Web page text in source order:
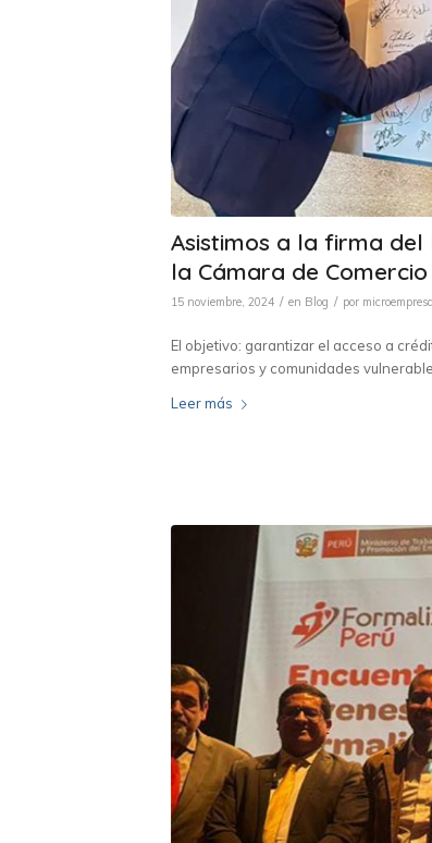
Asistimos a la firma
la Cámara de
15 noviembre, 2024 / en Blog / por
El objetivo: garantizar el acceso a
empresarios y comunidades
Leer más